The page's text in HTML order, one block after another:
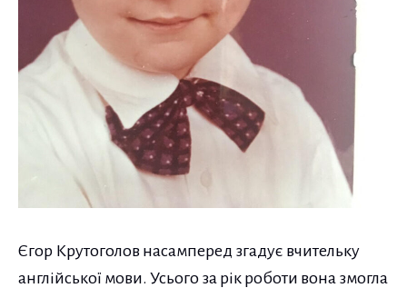
Єгор Крутоголов насамперед згадує вчительку
англійської мови. Усього за рік роботи вона змогла